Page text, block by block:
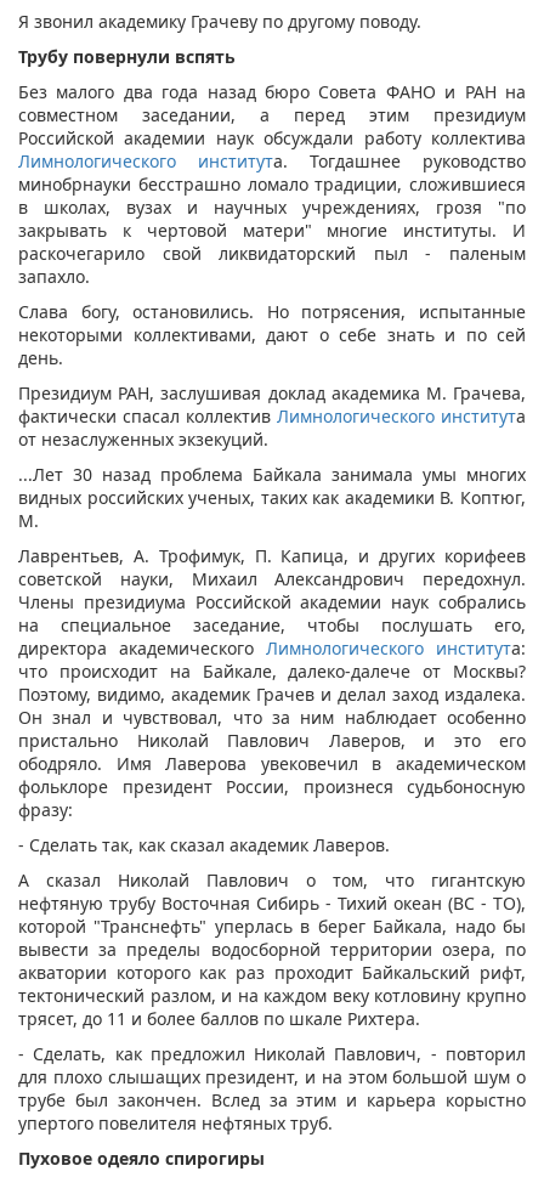
Я звонил академику Грачеву по другому поводу.
Трубу повернули вспять
Без малого два года назад бюро Совета ФАНО и РАН на
совместном заседании, а перед этим президиум
Российской академии наук обсуждали работу коллектива
Лимнологического института. Тогдашнее руководство
минобрнауки бесстрашно ломало традиции, сложившиеся
в школах, вузах и научных учреждениях, грозя "по
закрывать к чертовой матери" многие институты. И
раскочегарило свой ликвидаторский пыл - паленым
запахло.
Слава богу, остановились. Но потрясения, испытанные
некоторыми коллективами, дают о себе знать и по сей
день.
Президиум РАН, заслушивая доклад академика М. Грачева,
фактически спасал коллектив Лимнологического института
от незаслуженных экзекуций.
...Лет 30 назад проблема Байкала занимала умы многих
видных российских ученых, таких как академики В. Коптюг,
М.
Лаврентьев, А. Трофимук, П. Капица, и других корифеев
советской науки, Михаил Александрович передохнул.
Члены президиума Российской академии наук собрались
на специальное заседание, чтобы послушать его,
директора академического Лимнологического института:
что происходит на Байкале, далеко-далече от Москвы?
Поэтому, видимо, академик Грачев и делал заход издалека.
Он знал и чувствовал, что за ним наблюдает особенно
пристально Николай Павлович Лаверов, и это его
ободряло. Имя Лаверова увековечил в академическом
фольклоре президент России, произнеся судьбоносную
фразу:
- Сделать так, как сказал академик Лаверов.
А сказал Николай Павлович о том, что гигантскую
нефтяную трубу Восточная Сибирь - Тихий океан (ВС - ТО),
которой "Транснефть" уперлась в берег Байкала, надо бы
вывести за пределы водосборной территории озера, по
акватории которого как раз проходит Байкальский рифт,
тектонический разлом, и на каждом веку котловину крупно
трясет, до 11 и более баллов по шкале Рихтера.
- Сделать, как предложил Николай Павлович, - повторил
для плохо слышащих президент, и на этом большой шум о
трубе был закончен. Вслед за этим и карьера корыстно
упертого повелителя нефтяных труб.
Пуховое одеяло спирогиры